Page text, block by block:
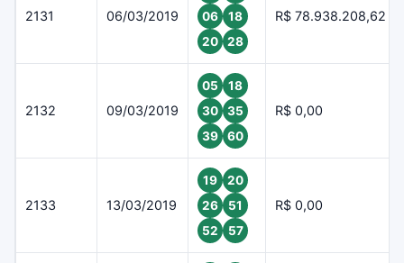
2131 06/03/2019
06
18
20
28
R$ 78.938.208,62
2132 09/03/2019
05
18
30
35
39
60
R$ 0,00
2133 13/03/2019
19
20
26
51
52
57
R$ 0,00